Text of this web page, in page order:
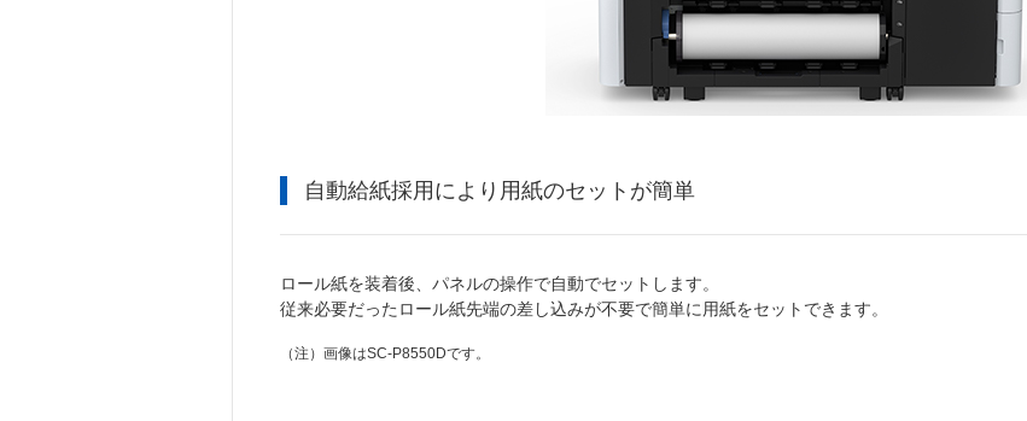
自動給紙採用により用紙のセットが簡単
ロール紙を装着後、パネルの操作で自動でセットします。
従来必要だったロール紙先端の差し込みが不要で簡単に用紙をセットできます。
（注） 画像はSC-P8550Dです。